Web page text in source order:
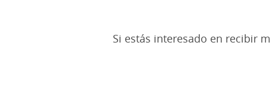
Si estás interesado en recibir